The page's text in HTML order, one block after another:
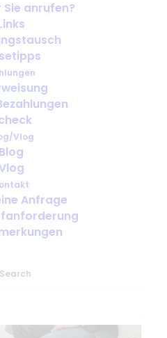
Sie anrufen?
Vlog
Blog
Anfrage
Search
medizinischem
vor der
werden?